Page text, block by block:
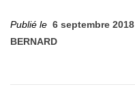
Publié le 6 septembre 2018
BERNARD